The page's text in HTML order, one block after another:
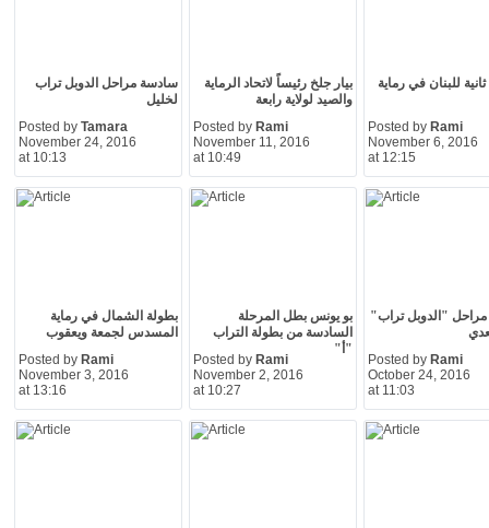
سادسة مراحل الدوبل تراب
لخليل
Posted by Tamara
November 24, 2016
at 10:13
بيار جلخ رئيساً لاتحاد الرماية
والصيد لولاية رابعة
Posted by Rami
November 11, 2016
at 10:49
ثانية للبنان في رماية
Posted by Rami
November 6, 2016
at 12:15
بطولة الشمال في رماية
المسدس لجمعة ويعقوب
Posted by Rami
November 3, 2016
at 13:16
بو يونس بطل المرحلة
السادسة من بطولة التراب
"أ"
Posted by Rami
November 2, 2016
at 10:27
"الدوبل تراب"
Posted by Rami
October 24, 2016
at 11:03